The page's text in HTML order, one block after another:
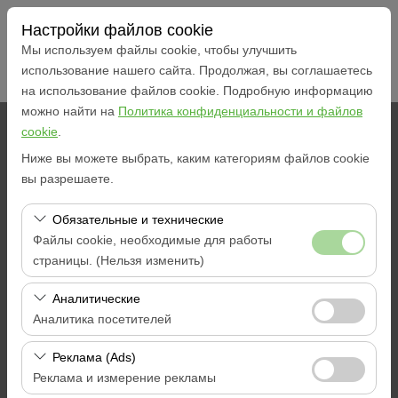
Настройки файлов cookie
Мы используем файлы cookie, чтобы улучшить
использование нашего сайта. Продолжая, вы соглашаетесь
на использование файлов cookie. Подробную информацию
можно найти на Политика конфиденциальности и файлов
cookie
Ниже вы можете выбрать, каким категориям файлов cookie
вы разрешаете.
Обязательные и технические
Файлы cookie, необходимые для работы
страницы. (Нельзя изменить)
Эти файлы cookie необходимы для корректной
работы сайта, безопасности, управления сеансами и
базовых функций. Их нельзя отключить.
Аналитические
Аналитика посетителей
Эти файлы cookie позволяют нам анализировать, как
используется наш сайт (количество посетителей,
самые посещаемые страницы, поведение
Реклама (Ads)
Реклама и измерение рекламы
Чувствительный элемент
Muğla МАРМАРИССКИЙ ОФИС
Указать другое место возврата машины
Дата и время пуска
Дата и время возврата